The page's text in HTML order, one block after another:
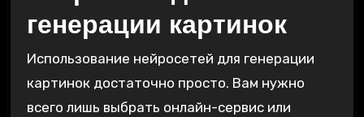
генерации картинок
Использование нейросетей для генерации
картинок достаточно просто. Вам нужно
всего лишь выбрать онлайн-сервис или